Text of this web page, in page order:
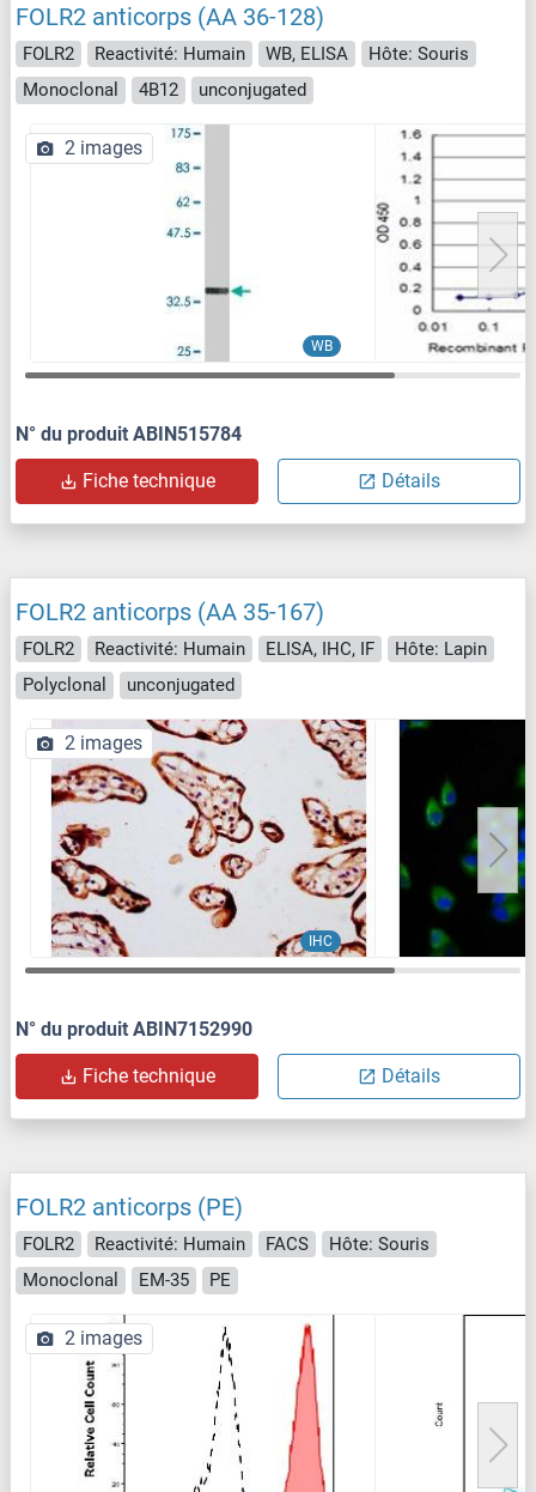
FOLR2 anticorps (AA 36-128)
FOLR2 Reactivité: Humain WB, ELISA
Hôte: Souris
Monoclonal
4B12 unconjugated
WB
2 images
N° du produit ABIN515784
Fiche technique Détails
FOLR2 anticorps (AA 35-167)
FOLR2 Reactivité: Humain ELISA, IHC, IF
Hôte: Lapin
Polyclonal
unconjugated
IHC
2 images
N° du produit ABIN7152990
Fiche technique Détails
FOLR2 anticorps (PE)
FOLR2 Reactivité: Humain FACS
Hôte: Souris
Monoclonal
EM-35 PE
2 images